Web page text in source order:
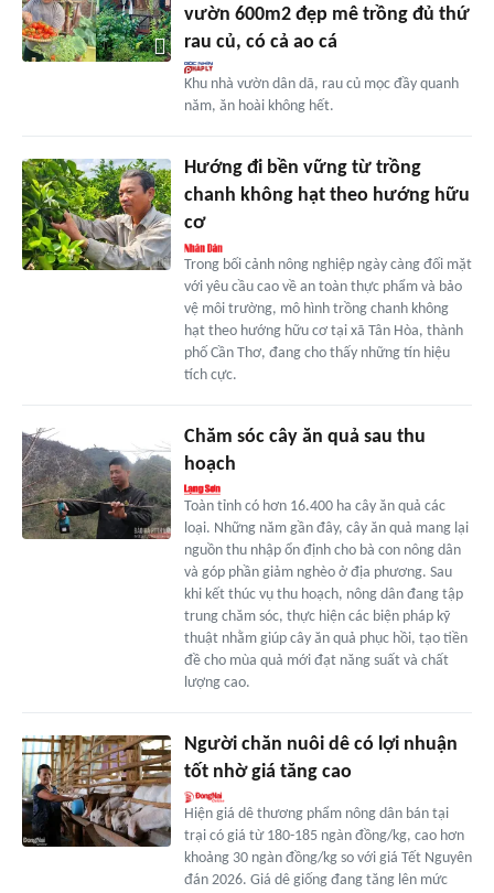
vườn 600m2 đẹp mê trồng đủ thứ
rau củ, có cả ao cá
Khu nhà vườn dân dã, rau củ mọc đầy quanh
năm, ăn hoài không hết.
Hướng đi bền vững từ trồng
chanh không hạt theo hướng hữu
cơ
Trong bối cảnh nông nghiệp ngày càng đối mặt
với yêu cầu cao về an toàn thực phẩm và bảo
vệ môi trường, mô hình trồng chanh không
hạt theo hướng hữu cơ tại xã Tân Hòa, thành
phố Cần Thơ, đang cho thấy những tín hiệu
tích cực.
Chăm sóc cây ăn quả sau thu
hoạch
Toàn tỉnh có hơn 16.400 ha cây ăn quả các
loại. Những năm gần đây, cây ăn quả mang lại
nguồn thu nhập ổn định cho bà con nông dân
và góp phần giảm nghèo ở địa phương. Sau
khi kết thúc vụ thu hoạch, nông dân đang tập
trung chăm sóc, thực hiện các biện pháp kỹ
thuật nhằm giúp cây ăn quả phục hồi, tạo tiền
đề cho mùa quả mới đạt năng suất và chất
lượng cao.
Người chăn nuôi dê có lợi nhuận
tốt nhờ giá tăng cao
Hiện giá dê thương phẩm nông dân bán tại
trại có giá từ 180-185 ngàn đồng/kg, cao hơn
khoảng 30 ngàn đồng/kg so với giá Tết Nguyên
đán 2026. Giá dê giống đang tăng lên mức